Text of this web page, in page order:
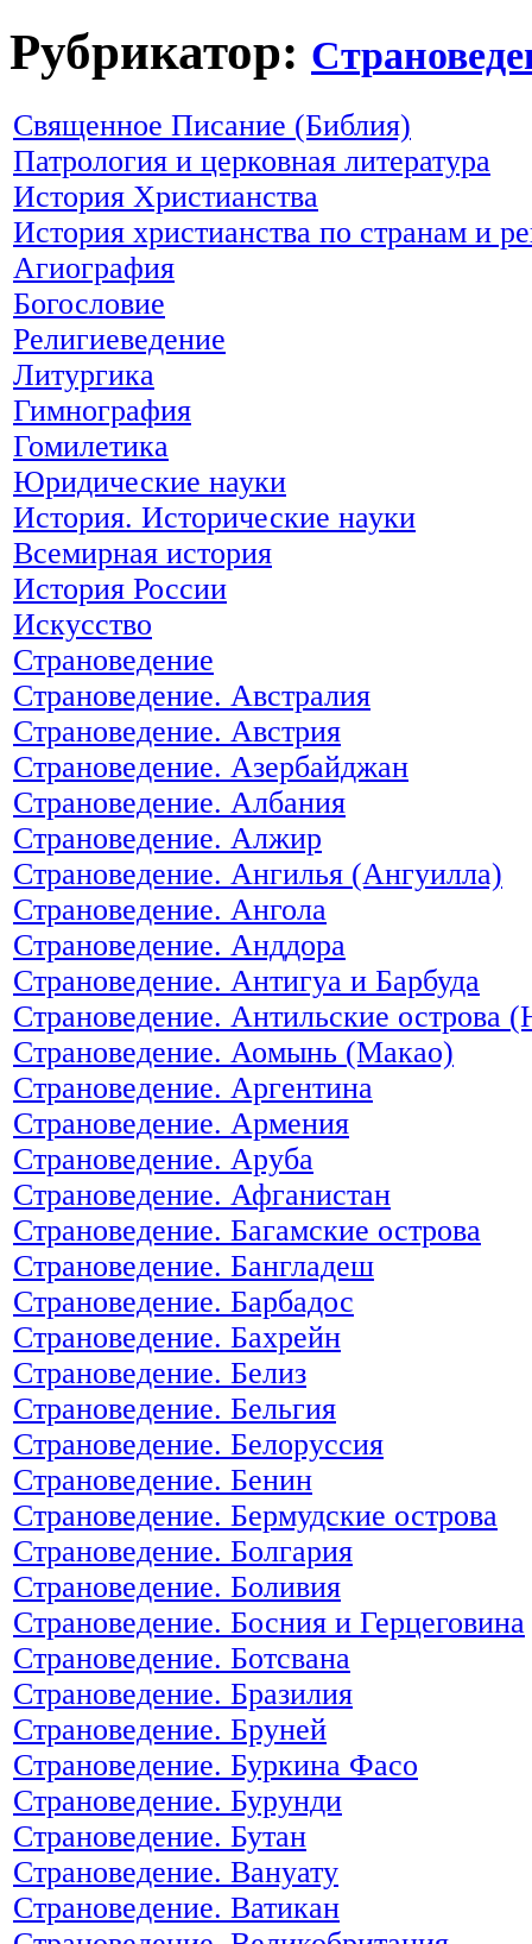
Рубрикатор:
Священное Писание (Библия)
Патрология и церковная литература
История Христианства
История христианства по странам и
Агиография
Богословие
Религиеведение
Литургика
Гимнография
Гомилетика
Юридические науки
История. Исторические науки
Всемирная история
История России
Искусство
Страноведение
Страноведение. Австралия
Страноведение. Австрия
Страноведение. Азербайджан
Страноведение. Албания
Страноведение. Алжир
Страноведение. Ангилья (Ангуилла)
Страноведение. Ангола
Страноведение. Анддора
Страноведение. Антигуа и Барбуда
Страноведение. Антильские острова
Страноведение. Аомынь (Макао)
Страноведение. Аргентина
Страноведение. Армения
Страноведение. Аруба
Страноведение. Афганистан
Страноведение. Багамские острова
Страноведение. Бангладеш
Страноведение. Барбадос
Страноведение. Бахрейн
Страноведение. Белиз
Страноведение. Бельгия
Страноведение. Белоруссия
Страноведение. Бенин
Страноведение. Бермудские острова
Страноведение. Болгария
Страноведение. Боливия
Страноведение. Босния и Герцеговина
Страноведение. Ботсвана
Страноведение. Бразилия
Страноведение. Бруней
Страноведение. Буркина Фасо
Страноведение. Бурунди
Страноведение. Бутан
Страноведение. Вануату
Страноведение. Ватикан